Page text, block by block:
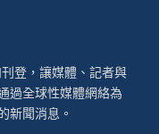
登，讓媒體、記者與
過全球性媒體網絡為
新聞消息。